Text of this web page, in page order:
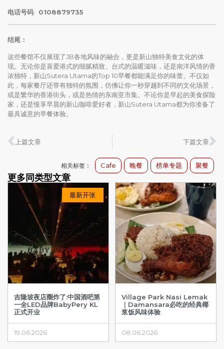
电话号码: 0108879735
结尾：
这些餐馆不仅展现了JB各地风味的融合，更是新山独特美食文化的体
现。无论你是喜爱港式的细腻精致、台式的温暖滋味，还是南洋风情的香
浓独特，新山Sutera Utama的Top 10早餐都能满足你的味蕾。不仅如
此，每家餐厅还带有独特的氛围，仿佛让你一秒穿越到不同的文化场景，
或是繁华的香港街头，或是热情的东南亚市集。不论你是早起的美食探险
家，还是慢享早晨的新山咖啡爱好者，新山Sutera Utama都为你准备了
最具诚意的早餐体验。
上篇文章 下篇文章
最新开张
吉隆坡夜店圈炸了:中国酒吧第
一全LED品牌BabyPery KL
正式开业
19.06.2026
Village Park Nasi Lemak
｜Damansara必吃的经典椰
浆饭风味体验
08.06.2026
相关标签： Cafe 晚餐 榜单专题 聚餐
更多同类型文章